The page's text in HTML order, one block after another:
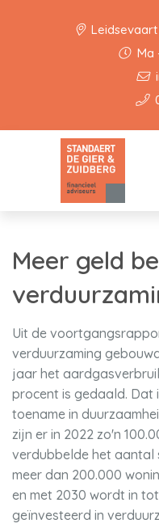
Leidsevaart
Ma
Meer geld
Uit de
verduurzaming
jaar het
procent is gedaald. Dat
toename in
zijn er in 2022 zo'n
verdubbelde het aantal
meer dan 200.000
en met 2030 wordt in
geïnvesteerd in